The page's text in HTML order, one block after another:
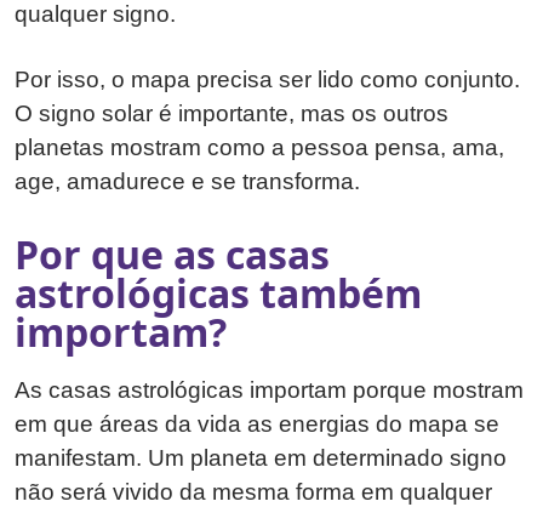
qualquer signo.
Por isso, o mapa precisa ser lido como conjunto.
O signo solar é importante, mas os outros
planetas mostram como a pessoa pensa, ama,
age, amadurece e se transforma.
Por que as casas
astrológicas também
importam?
As casas astrológicas importam porque mostram
em que áreas da vida as energias do mapa se
manifestam. Um planeta em determinado signo
não será vivido da mesma forma em qualquer